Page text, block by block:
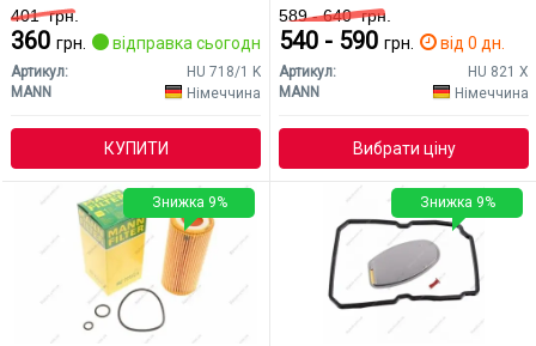
401грн.
360 грн. відправка сьогодні
Артикул:
HU 718/1 K
MANN
Німеччина
КУПИТИ
589 - 640грн.
540 - 590 грн. від 0 дн.
Артикул:
HU 821 X
MANN
Німеччина
Вибрати ціну
Знижка 9% Знижка 9%